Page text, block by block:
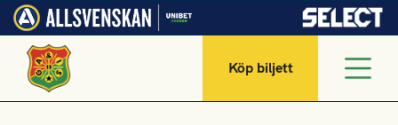
Köp biljett